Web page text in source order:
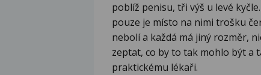
poblíž penisu, tři výš u levé
pouze je místo na nimi trošku
nebolí a každá má jiný rozměr,
zeptat, co by to tak mohlo být a
praktickému lékaři.